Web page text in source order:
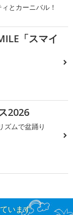
とカーニバル！
「スマイ
2026
ズムで盆踊り
います